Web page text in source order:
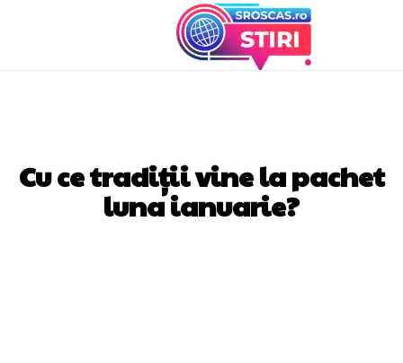
Cu ce tradiții vine la pachet
luna ianuarie?